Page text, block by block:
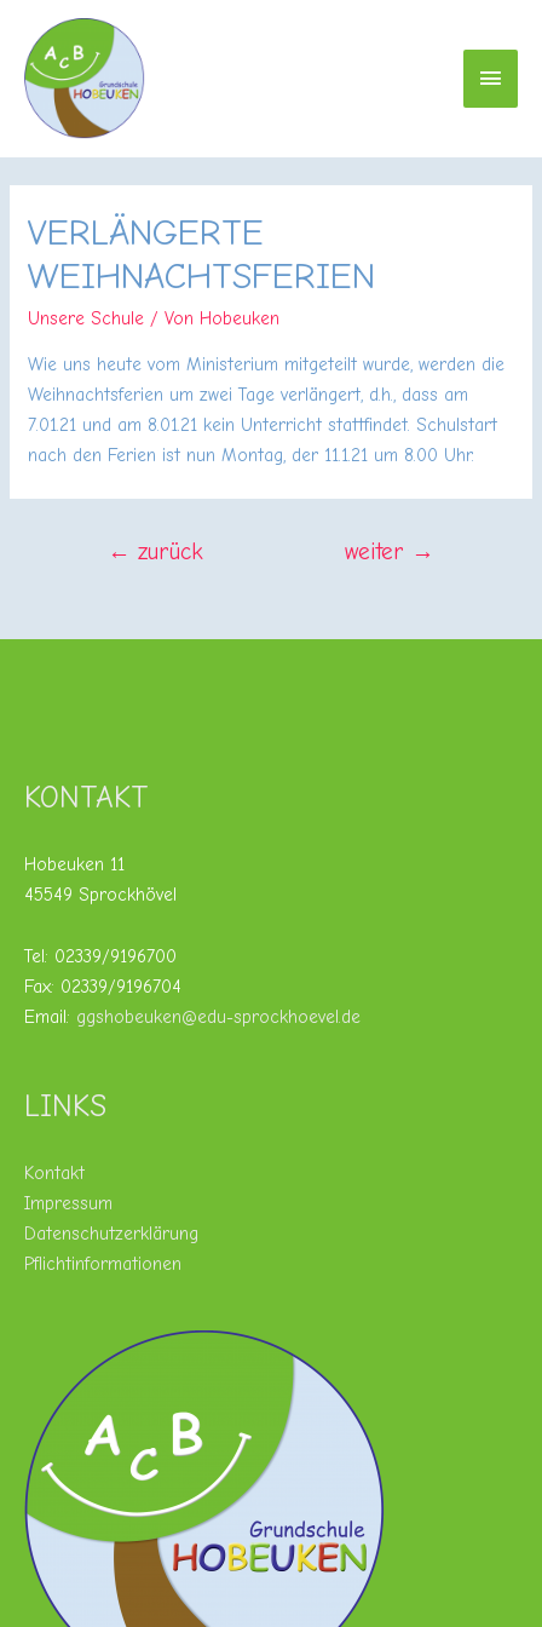
VERLÄNGERTE
WEIHNACHTSFERIEN
Unsere Schule / Von Hobeuken
Wie uns heute vom Ministerium mitgeteilt wurde, werden die
Weihnachtsferien um zwei Tage verlängert, d.h., dass am
7.01.21 und am 8.01.21 kein Unterricht stattfindet. Schulstart
nach den Ferien ist nun Montag, der 11.1.21 um 8.00 Uhr.
BEITRAGSNAVIGATION
← zurück weiter →
KONTAKT
Hobeuken 11
45549 Sprockhövel
Tel: 02339/9196700
Fax: 02339/9196704
Email: ggshobeuken@edu-sprockhoevel.de
LINKS
Kontakt
Impressum
Datenschutzerklärung
Pflichtinformationen